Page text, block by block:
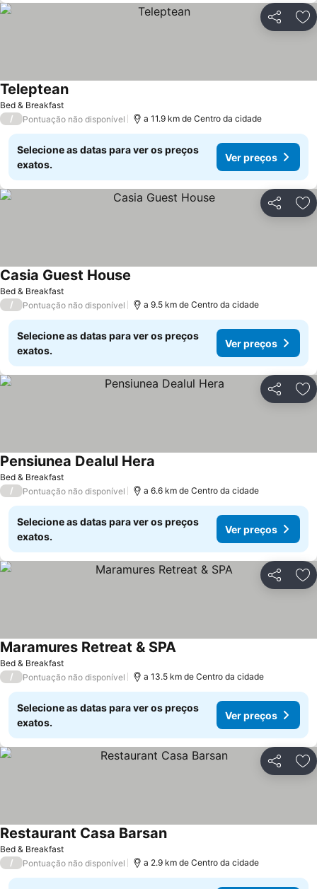
Partilhar
Bed & Breakfast
Teleptean
/ Pontuação não disponível a 11.9 km de Centro da cidade
Selecione as datas para ver os preços
exatos.
Ver preços
Partilhar
Bed & Breakfast
Casia Guest House
/ Pontuação não disponível a 9.5 km de Centro da cidade
Selecione as datas para ver os preços
exatos.
Ver preços
Partilhar
Bed & Breakfast
Pensiunea Dealul Hera
/ Pontuação não disponível a 6.6 km de Centro da cidade
Selecione as datas para ver os preços
exatos.
Ver preços
Partilhar
Bed & Breakfast
Maramures Retreat & SPA
/ Pontuação não disponível a 13.5 km de Centro da cidade
Selecione as datas para ver os preços
exatos.
Ver preços
Partilhar
Bed & Breakfast
Restaurant Casa Barsan
/ Pontuação não disponível a 2.9 km de Centro da cidade